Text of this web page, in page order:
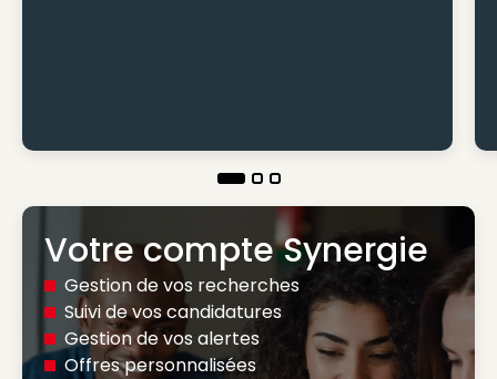
Votre compte Synergie
Gestion de vos recherches
Suivi de vos candidatures
Gestion de vos alertes
Offres personnalisées